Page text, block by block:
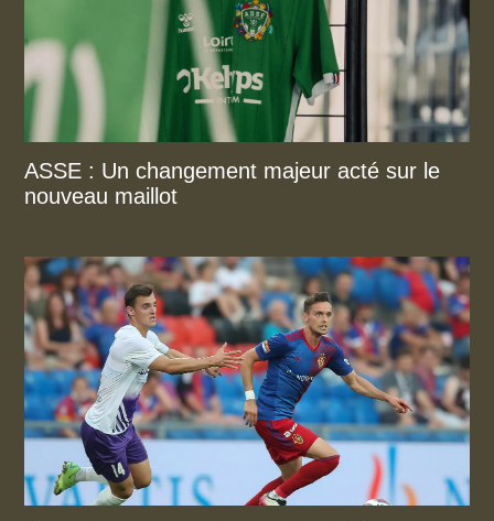
ASSE : Un changement majeur acté sur le
nouveau maillot